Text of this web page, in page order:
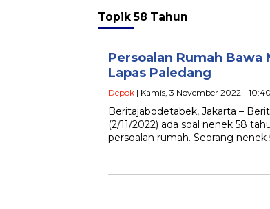
Topik 58 Tahun
Persoalan Rumah
Lapas Paledang
Depok | Kamis, 3 November 2022 -
Beritajabodetabek, Jakarta –
(2/11/2022) ada soal nenek 58
persoalan rumah. Seorang nenek